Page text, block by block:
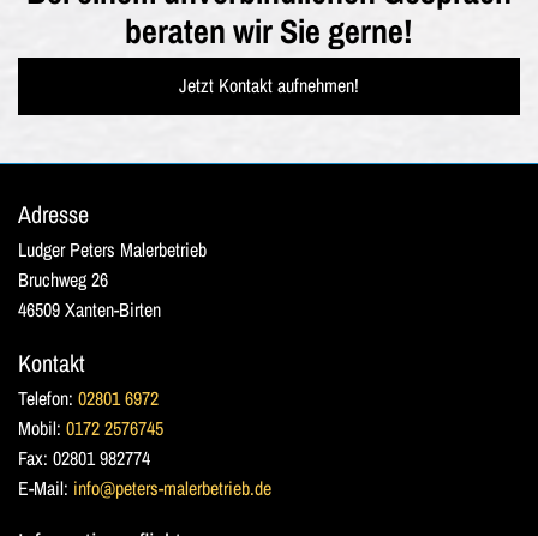
beraten wir Sie gerne!
Jetzt Kontakt aufnehmen!
Adresse
Ludger Peters Malerbetrieb
Bruchweg 26
46509 Xanten-Birten
Kontakt
Telefon: 02801 6972
Mobil: 0172 2576745
Fax: 02801 982774
E-Mail: info@peters-malerbetrieb.de